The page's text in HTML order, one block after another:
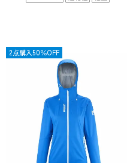
OUTLET
2点購入50％OFF